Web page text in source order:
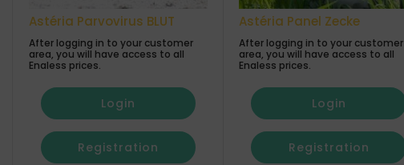
Astéria Parvovirus BLUT
After logging in to your customer
area, you will have access to all
Enaless prices.
Login
Registration
Astéria Panel Zecke
After logging in to your customer
area, you will have access to all
Enaless prices.
Login
Registration